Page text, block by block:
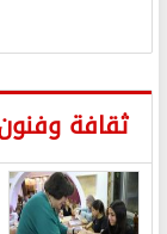
ثقافة